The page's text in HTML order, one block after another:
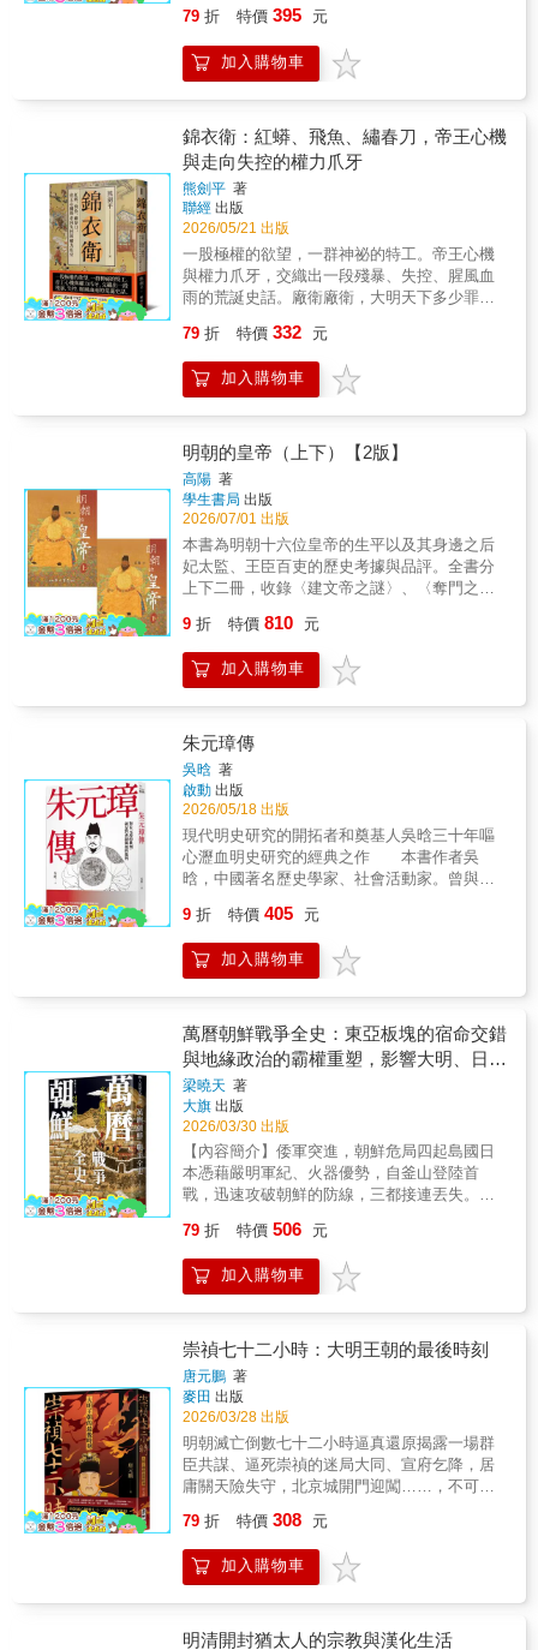
用、任用奸佞、優柔寡斷又死要面子，導致判
是刻薄；勤勉惕勵的另一面，對他人是急躁偏
執。他斬魏忠賢等宦官，卻又寵溺另一批太
監；大敵當前，他重用袁崇煥，又因一點謠言
毫無章法。自縊前，他還在喃喃：「朕非亡國
之君，諸臣皆亡國之臣矣！」朕沒錯，都是諸
臣誤了我！歷史的面貌總是出人意料地相似。
從財政、黨爭、軍事、用人，看懂晚明權力結
構與崇禎帝人性弱點。明思宗雖有中興之志，
卻缺乏治國理政的才幹，沒有意識到明末深刻
的社會危機，並找到挽回危局的辦法。他未能
解決導致起義頻發的民生問題，而是採取頭痛
漁、飲鴆止渴的做法，徹底剝奪廣大農民的生
趁機加緊對明朝的進攻。──陳梧桐本書由明史
權威學者陳梧桐教授所著，以重大事件及人物
為軸線，引用史書與奏疏，為讀者細述崇禎帝
的生長背景與性格養成，層層拆解晚明財政枯
竭、軍事潰散、流寇壓境之下，皇帝如何在焦
慮與猜疑中反覆重用又迅速猜忌大臣，大臣又
如何在自保與擔責之間進退失據，最終導致明
朝走向崩潰。◎ 宋彥陞（時空偵探・歷史作
家）＿＿誠摯推薦
明帝國走向終局，清帝國崛起；朝貢體系逐漸
鬆動，海上貿易快速擴張；戰爭、流動與全球
交流交織成新的歷史浪潮。在這個充滿不確定
美緒，從中國出發，將視野延伸至整個東亞世
界，重新思考明清易代所帶來的歷史衝擊。她
指出，明清之際不只是王朝更替，更是一場牽
動東亞各地的秩序重組。各地社會在共同面對
變局的同時，展現出不同的歷史選擇與發展路
徑。《焦灼的時代》集結岸本美緒學術生涯的
代表性論述。從歷史分期、皇帝權威、國家觀
念等宏觀議題，到上海與蘇州地方社會、經濟
結構與政治語言的細緻考察，兼具宏觀視野與
微觀分析。岸本美緒敏銳捕捉史料中的「焦灼
形成，以及生活在巨變之中的人們，如何回應
時代的挑戰。在全球秩序再度動盪的今天，本
書不僅是理解明清之際的經典之作，更是一部
79 折 特價 395 元
加入購物車
錦衣衛：紅蟒、飛魚、繡春刀，帝王心機
與走向失控的權力爪牙
熊劍平 著
聯經 出版
2026/05/21 出版
一股極權的欲望，一群神祕的特工。帝王心機
與權力爪牙，交織出一段殘暴、失控、腥風血
雨的荒誕史話。廠衛廠衛，大明天下多少罪
行廠，俗稱「廠衛」，是華人社會的特務機構
代名詞，可謂明朝留給後世最不堪的文化遺產
之一。其中的錦衣衛是明代專有軍政特務機
向。錦衣衛的出現和壯大，既是封建社會發展
的歷史產物，也是朱明王朝執意推行集權政治
的一種邏輯結果。他們直接聽命於皇帝，可以
逮捕任何人，包括皇親國戚，並進行不公開的
審訊，也有參與搜集軍情、策反敵將的工作；
正是這種神祕的特性，讓很多人對其真實面貌
不甚了然。熊劍平執筆如刀，在《錦衣衛：紅
蟒、飛魚、繡春刀，帝王心機與走向失控的權
力爪牙》中，銳利刻劃錦衣衛如何與帝國一同
上的真實樣貌，講述其中的權力糾葛與禍福興
亡。
79 折 特價 332 元
加入購物車
明朝的皇帝（上下）【2版】
高陽 著
學生書局 出版
2026/07/01 出版
本書為明朝十六位皇帝的生平以及其身邊之后
妃太監、王臣百吏的歷史考據與品評。全書分
上下二冊，收錄〈建文帝之謎〉、〈奪門之
〈紫極仙翁〉、〈萬曆搜秘〉、〈沒有年號的
皇帝〉、〈奉聖夫人〉等八篇。1973年初版底
片再刷多年，內頁印刷逐漸漫漶不清，今特重
9 折 特價 810 元
加入購物車
朱元璋傳
吳晗 著
啟動 出版
2026/05/18 出版
現代明史研究的開拓者和奠基人吳晗三十年嘔
心瀝血明史研究的經典之作 本書作者吳
晗，中國著名歷史學家、社會活動家。曾與毛
文化大革命期間，吳晗因其劇作《海瑞罷官》
招來全面批鬥與迫害，代表作《朱元璋傳》，
因其借古諷今的寫作手法，亦難逃其
固皇權的兩套法寶，一是軍隊，二是官僚機
構。用武力鎮壓，用公文統治，皇權假如是車
子，軍隊和官僚便是兩個車輪，缺一不可。」
——吳晗 朱元璋收復了淪陷於外族四百多
年的疆域，建立了漢族自主的大帝國。他是大
明帝國的主人，幾十個屬國和藩國的共主，被
後代人稱為「民族英雄」，也是有史以來權力
最大、地位最高、專制獨裁、缺乏人性的大皇
帝。 ◎史上起點最低的皇帝 元順帝至
正四年（1344），安徽淮河流域，旱災、蝗
人亡，為了混口飯吃，出家當了和尚，每天掃
地上香、燒飯洗衣，還經常受老和尚的氣，不
久淪為乞丐…… ◎從乞丐到皇帝，只用了
直至元帥，四處打仗、南征北伐。41歲登基稱
帝，為真正意義上的布衣皇帝。開創大明王
朝，此後獨掌政權30年，史稱「洪武之治」，
深刻改寫歷史走向，影響綿延至今。 ◎新
官僚，鞏皇權 成為帝王後他勤政愛民，而
治吏的手段卻極其酷烈：廢丞相，文字獄，錦
衣衛，把持皇權。其出色的軍事謀略與政治手
影響了明清五百餘年的政治文化。 現代明
史研究的開拓者和奠基人吳晗，三十年嘔心瀝
血之作。吳晗用翔實的考據、生動的筆觸，刻
版本為底稿，尚未受毛澤東影響，註解詳盡，
9 折 特價 405 元
加入購物車
萬曆朝鮮戰爭全史：東亞板塊的宿命交錯
與地緣政治的霸權重塑，影響大明、日本
與朝鮮百年國祚之役
梁曉天 著
大旗 出版
2026/03/30 出版
【內容簡介】倭軍突進，朝鮮危局四起島國日
本憑藉嚴明軍紀、火器優勢，自釜山登陸首
戰，迅速攻破朝鮮的防線，三都接連丟失。漢
敗，群龍無首之下，無力抵禦日本威脅，「八
道國割」近在眼前。史實翻案，朝鮮神話真相
以明、朝、日三方史料為基礎，重新梳理戰爭
態。更展現豐臣政權的野心，嘗試以朝鮮為跳
板，進攻強盛的帝國。萬曆援朝，牽動各國版
圖明朝以東亞霸權自居，為維持朝貢體系的穩
定出兵抗倭。後續卻因戰事綿延、財政吃緊等
問題，使這場遠征走向沉重的結局；朝鮮潰敗
後政權雖得以延續，然而人口與糧食銳減，已
無法回到往日盛況；日本一統天下的美夢破
碎，同時面臨政權崩潰，被迫止住對外擴張的
步伐。壬辰倭亂是時代的前奏——舊秩序走向
79 折 特價 506 元
加入購物車
崇禎七十二小時：大明王朝的最後時刻
唐元鵬 著
麥田 出版
2026/03/28 出版
明朝滅亡倒數七十二小時逼真還原揭露一場群
臣共謀、逼死崇禎的迷局大同、宣府乞降，居
庸關天險失守，北京城開門迎闖……，不可思
聯合文官、勳貴，一場大規模的賣主計畫祕密
進行甲申之變是一場計畫縝密的陰謀，其目標
就是崇禎本人，目的就是賣主求榮。從最後七
夜的一系列微觀細節，從而揭示出「甲申之
79 折 特價 308 元
加入購物車
明清開封猶太人的宗教與漢化生活